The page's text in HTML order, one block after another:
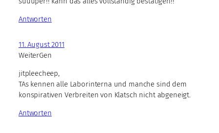
Antworten
11. August 2011
WeiterGen
jitpleecheep,
TAs kennen alle Laborinterna und manche sind dem
konspirativen Verbreiten von Klatsch nicht abgeneigt.
Antworten